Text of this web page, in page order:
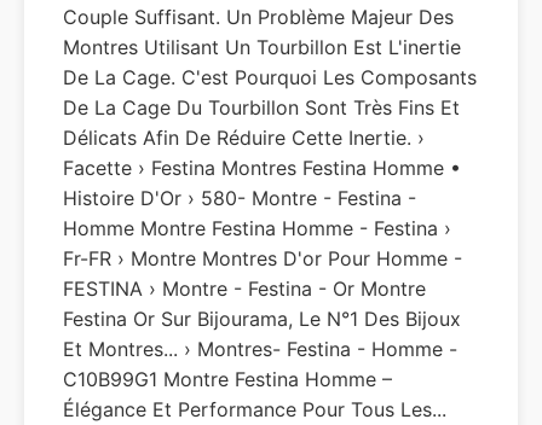
Couple Suffisant. Un Problème Majeur Des
Montres Utilisant Un Tourbillon Est L'inertie
De La Cage. C'est Pourquoi Les Composants
De La Cage Du Tourbillon Sont Très Fins Et
Délicats Afin De Réduire Cette Inertie. ›
Facette › Festina Montres Festina Homme •
Histoire D'Or › 580- Montre - Festina -
Homme Montre Festina Homme - Festina ›
Fr-FR › Montre Montres D'or Pour Homme -
FESTINA › Montre - Festina - Or Montre
Festina Or Sur Bijourama, Le N°1 Des Bijoux
Et Montres... › Montres- Festina - Homme -
C10B99G1 Montre Festina Homme –
Élégance Et Performance Pour Tous Les...